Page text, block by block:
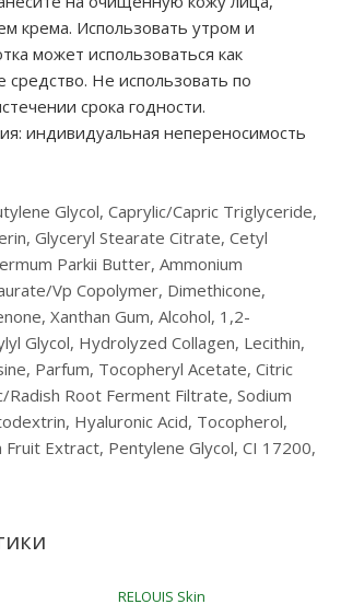
крема. Использовать утром и
может использоваться как
средство. Не использовать по
срока годности.
индивидуальная непереносимость
Glycol, Caprylic/Capric Triglyceride,
Glyceryl Stearate Citrate, Cetyl
Parkii Butter, Ammonium
Vp Copolymer, Dimethicone,
Xanthan Gum, Alcohol, 1,2-
Glycol, Hydrolyzed Collagen, Lecithin,
Parfum, Tocopheryl Acetate, Citric
Radish Root Ferment Filtrate, Sodium
Hyaluronic Acid, Tocopherol,
Fruit Extract, Pentylene Glycol, CI 17200,
RELOUIS Skin